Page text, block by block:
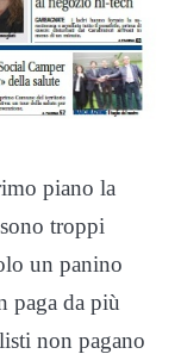
piano la
troppi
un panino
paga da più
non pagano